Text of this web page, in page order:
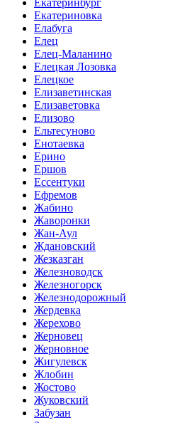
Екатериновка
Елабуга
Елец
Елец-Маланино
Елецкая Лозовка
Елецкое
Елизаветинская
Елизаветовка
Елизово
Ельтесуново
Енотаевка
Ерино
Ершов
Ессентуки
Ефремов
Жабино
Жаворонки
Жан-Аул
Ждановский
Жезказган
Железноводск
Железногорск
Железнодорожный
Жердевка
Жерехово
Жерновец
Жерновное
Жигулевск
Жлобин
Жостово
Жуковский
Забузан